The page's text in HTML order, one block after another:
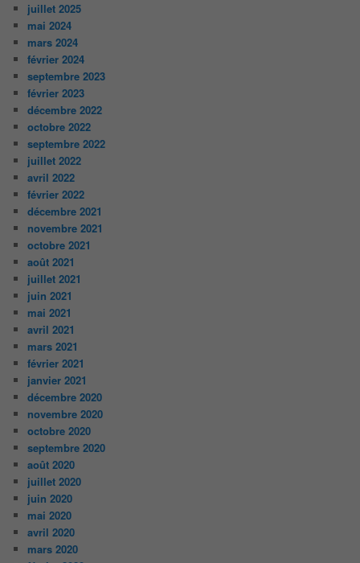
juillet 2025
mai 2024
mars 2024
février 2024
septembre 2023
février 2023
décembre 2022
octobre 2022
septembre 2022
juillet 2022
avril 2022
février 2022
décembre 2021
novembre 2021
octobre 2021
août 2021
juillet 2021
juin 2021
mai 2021
avril 2021
mars 2021
février 2021
janvier 2021
décembre 2020
novembre 2020
octobre 2020
septembre 2020
août 2020
juillet 2020
juin 2020
mai 2020
avril 2020
mars 2020